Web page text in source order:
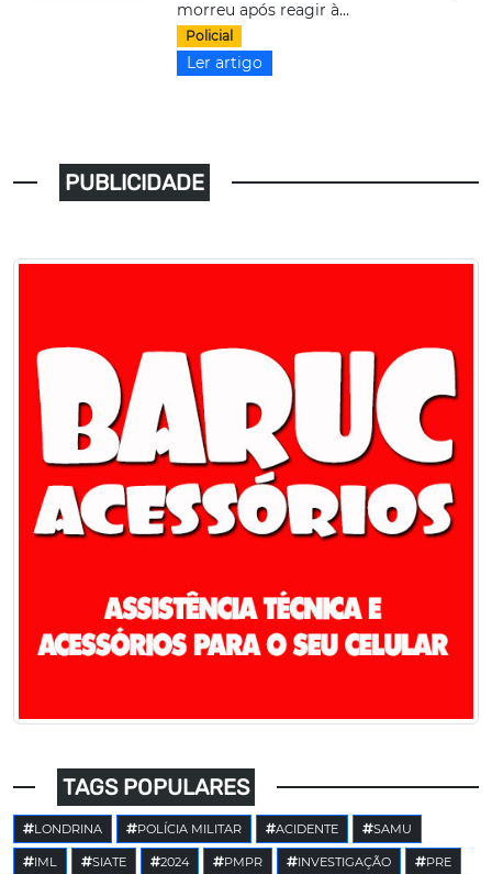
morreu após reagir à...
Policial
Ler artigo
PUBLICIDADE
TAGS POPULARES
LONDRINA POLÍCIA MILITAR ACIDENTE SAMU
IML SIATE 2024 PMPR INVESTIGAÇÃO PRE